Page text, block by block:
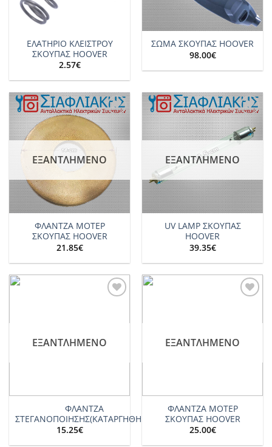
ΕΛΑΤΗΡΙΟ ΚΛΕΙΣΤΡΟΥ
ΣΚΟΥΠΑΣ HOOVER
2.57€
ΣΩΜΑ ΣΚΟΥΠΑΣ HOOVER
98.00€
Add to
wishlist
ΕΞΑΝΤΛΗΜΈΝΟ
ΦΛΑΝΤΖΑ ΜΟΤΕΡ
ΣΚΟΥΠΑΣ HOOVER
21.85€
Add to
wishlist
ΕΞΑΝΤΛΗΜΈΝΟ
UV LAMP ΣΚΟΥΠΑΣ
HOOVER
39.35€
ΕΞΑΝΤΛΗΜΈΝΟ
ΦΛΑΝΤΖΑ
ΣΤΕΓΑΝΟΠΟΙΗΣΗΣ(ΚΑΤΑΡΓΗΘΗΚΕ)
15.25€
ΕΞΑΝΤΛΗΜΈΝΟ
ΦΛΑΝΤΖΑ ΜΟΤΕΡ
ΣΚΟΥΠΑΣ HOOVER
25.00€